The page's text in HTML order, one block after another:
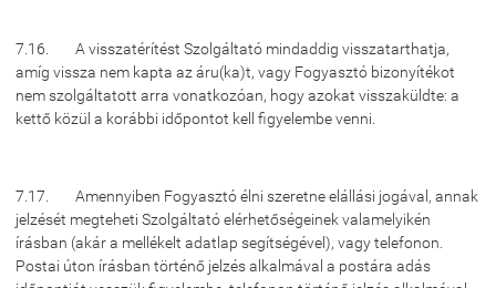
7.16. A visszatérítést Szolgáltató mindaddig visszatarthatja,
amíg vissza nem kapta az áru(ka)t, vagy Fogyasztó bizonyítékot
nem szolgáltatott arra vonatkozóan, hogy azokat visszaküldte: a
kettő közül a korábbi időpontot kell figyelembe venni.
7.17. Amennyiben Fogyasztó élni szeretne elállási jogával, annak
jelzését megteheti Szolgáltató elérhetőségeinek valamelyikén
írásban (akár a mellékelt adatlap segítségével), vagy telefonon.
Postai úton írásban történő jelzés alkalmával a postára adás